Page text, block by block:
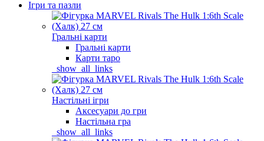
Ігри та пазли
Гральні карти
Гральні карти
Карти таро
_show_all_links
Настільні ігри
Аксесуари до гри
Настільна гра
_show_all_links